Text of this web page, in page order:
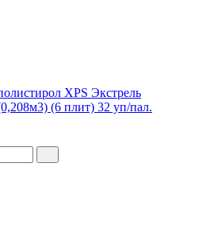
XPS Экстрель
(6 плит) 32 уп/пал.